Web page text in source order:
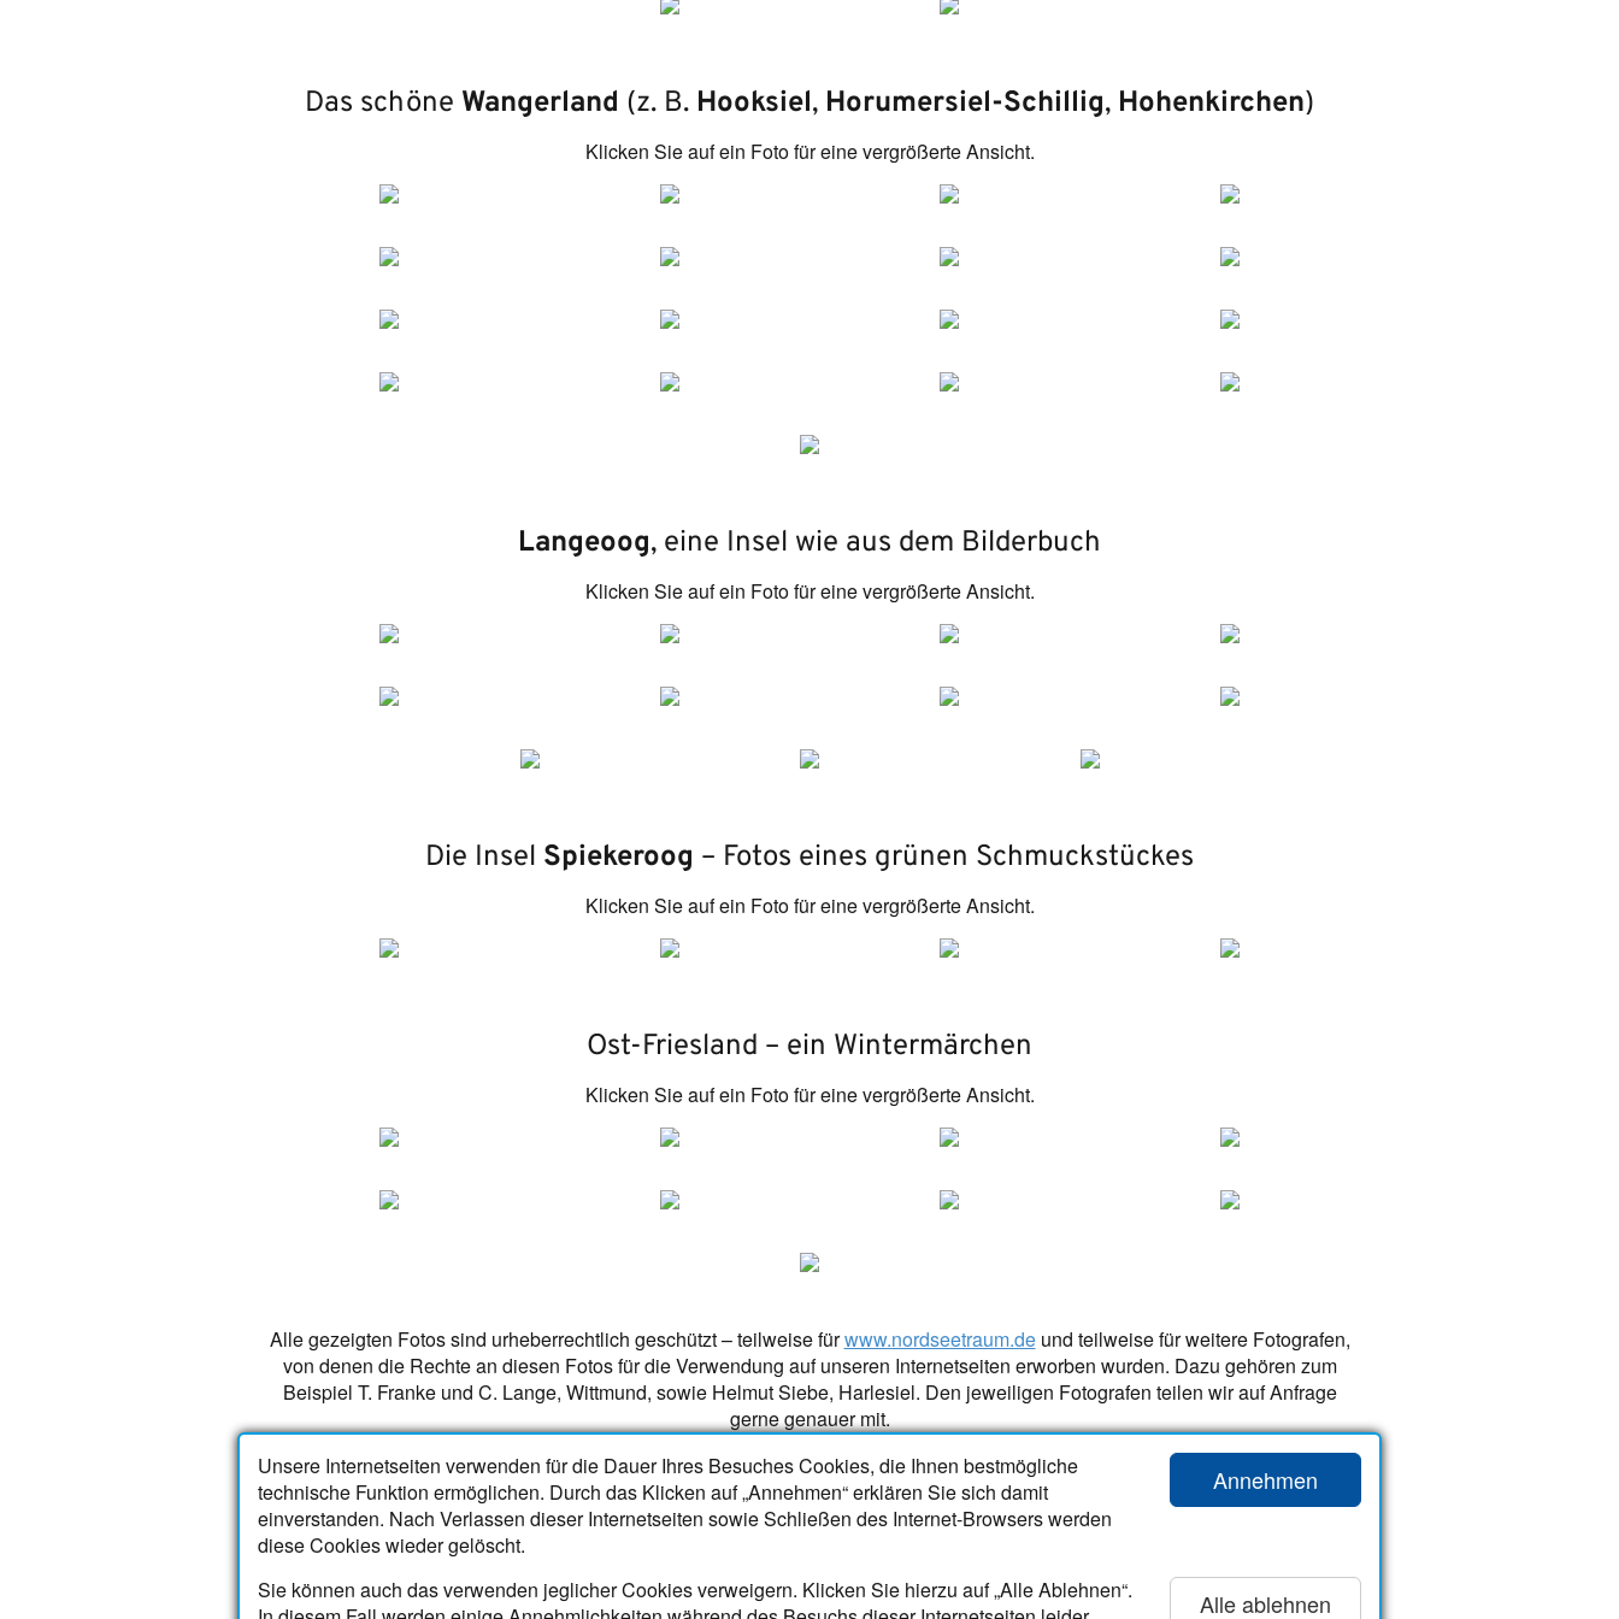
Unsere Internetseiten verwenden für die Dauer Ihres Besuches Cookies, die Ihnen bestmögliche
technische Funktion ermöglichen. Durch das Klicken auf „Annehmen“ erklären Sie sich damit
einverstanden. Nach Verlassen dieser Internetseiten sowie Schließen des Internet-Browsers werden
diese Cookies wieder gelöscht.
Annehmen
Sie können auch das verwenden jeglicher Cookies verweigern. Klicken Sie hierzu auf „Alle Ablehnen“.
Alle ablehnen
Das schöne Wangerland (z. B. Hooksiel, Horumersiel-Schillig, Hohenkirchen)
Klicken Sie auf ein Foto für eine vergrößerte Ansicht.
Langeoog, eine Insel wie aus dem Bilderbuch
Klicken Sie auf ein Foto für eine vergrößerte Ansicht.
Die Insel Spiekeroog – Fotos eines grünen Schmuckstückes
Klicken Sie auf ein Foto für eine vergrößerte Ansicht.
Ost-Friesland – ein Wintermärchen
Klicken Sie auf ein Foto für eine vergrößerte Ansicht.
Alle gezeigten Fotos sind urheberrechtlich geschützt – teilweise fürwww.nordseetraum.deund teilweise für weitere Fotografen,
von denen die Rechte an diesen Fotos für die Verwendung auf unseren Internetseiten erworben wurden. Dazu gehören zum
Beispiel T. Frankeund C. Lange, Wittmund, sowie Helmut Siebe, Harlesiel. Den jeweiligen Fotografen teilen wir auf Anfrage
gerne genauer mit.
Kontakt
Telefon 04974 251
Mobil
0151 50550242
info@neuharlingersiel-maack.de
www.neuharlingersiel-maack.de
Inhalte
Datenschutzerklärung
Impressum
Kontakt
Stöbern
„Umzu“
Vermieter-Login